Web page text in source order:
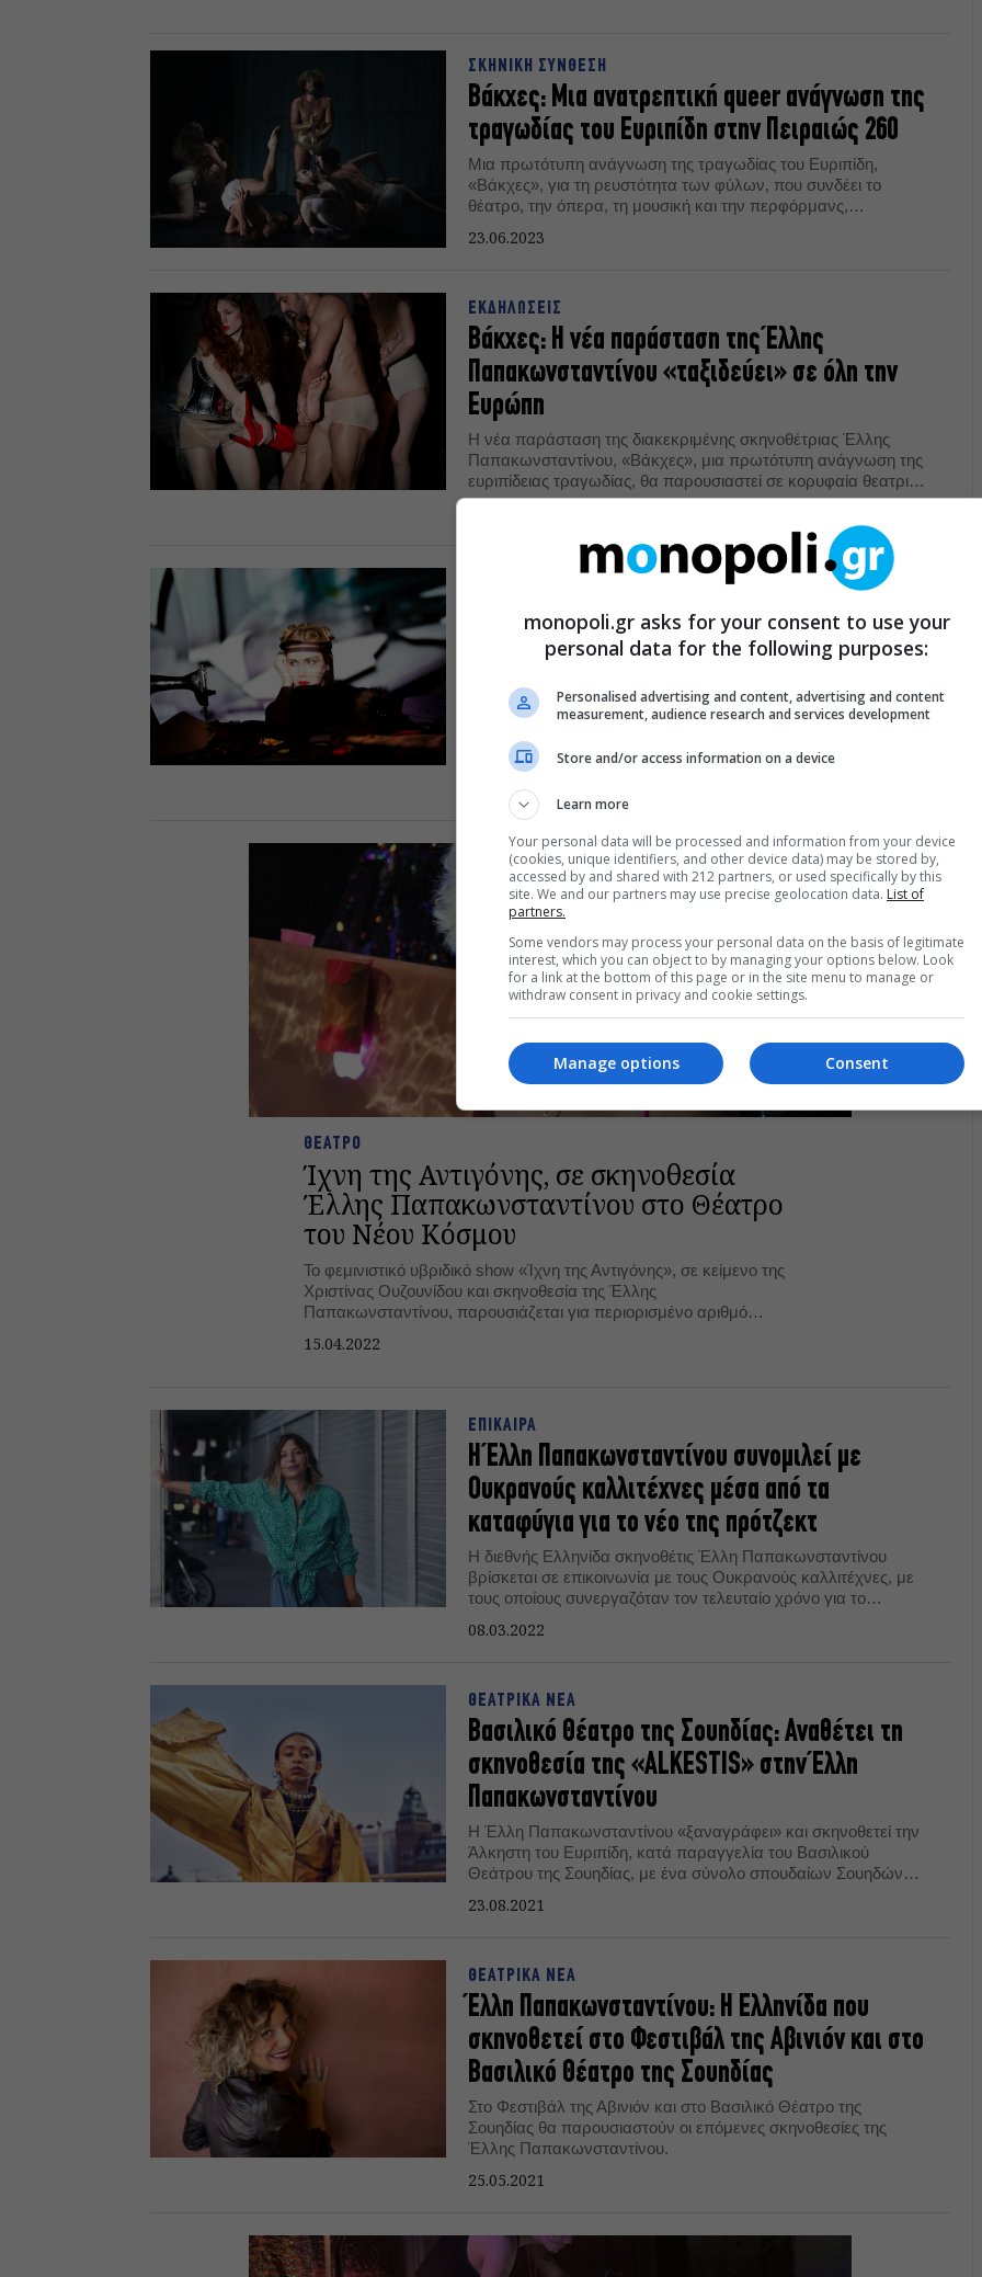
ΣΚΗΝΙΚΗ ΣΥΝΘΕΣΗ
Βάκχες: Μια ανατρεπτική queer ανάγνωση της
τραγωδίας του Ευριπίδη στην Πειραιώς 260
Μια πρωτότυπη ανάγνωση της τραγωδίας του Ευριπίδη,
«Βάκχες», για τη ρευστότητα των φύλων, που συνδέει το
θέατρο, την όπερα, τη μουσική και την περφόρμανς,
23.06.2023
ΕΚΔΗΛΩΣΕΙΣ
Βάκχες: Η νέα παράσταση της Έλλης
Παπακωνσταντίνου «ταξιδεύει» σε όλη την
Ευρώπη
Η νέα παράσταση της διακεκριμένης σκηνοθέτριας Έλλης
Παπακωνσταντίνου, «Βάκχες», μια πρωτότυπη ανάγνωση της
ευριπίδειας τραγωδίας, θα παρουσιαστεί σε κορυφαία θεατρικά
φεστιβάλ και σκηνές σε όλη την Ευρώπη.
Τι να κάνουμε;, σε σκηνοθεσία Έλλης
Παπακωνσταντίνου στο Υπόγειο του Θεάτρου
Τέχνης
Η νέα παράσταση της Έλλης Παπακωνσταντίνου, «Τι να
Τσερνισέφσκι, παρουσιάζεται στο Υπόγειο του Θεάτρου
Τέχνης.
04.05.2023
ΘΕΑΤΡΟ
Ίχνη της Αντιγόνης, σε σκηνοθεσία
Έλλης Παπακωνσταντίνου στο Θέατρο
του Νέου Κόσμου
Το φεμινιστικό υβριδικό show «Ίχνη της Αντιγόνης», σε κείμενο της
Χριστίνας Ουζουνίδου και σκηνοθεσία της Έλλης
Παπακωνσταντίνου, παρουσιάζεται για περιορισμένο αριθμό
15.04.2022
ΕΠΙΚΑΙΡΑ
Η Έλλη Παπακωνσταντίνου συνομιλεί με
Ουκρανούς καλλιτέχνες μέσα από τα
καταφύγια για τo νέο της πρότζεκτ
Η διεθνής Ελληνίδα σκηνοθέτις Έλλη Παπακωνσταντίνου
βρίσκεται σε επικοινωνία με τους Ουκρανούς καλλιτέχνες, με
τους οποίους συνεργαζόταν τον τελευταίο χρόνο για το
08.03.2022
ΘΕΑΤΡΙΚΑ ΝΕΑ
Βασιλικό Θέατρο της Σουηδίας: Αναθέτει τη
σκηνοθεσία της «ALKESTIS» στην Έλλη
Παπακωνσταντίνου
Η Έλλη Παπακωνσταντίνου «ξαναγράφει» και σκηνοθετεί την
Άλκηστη του Ευριπίδη, κατά παραγγελία του Βασιλικού
Θεάτρου της Σουηδίας, με ένα σύνολο σπουδαίων Σουηδών
23.08.2021
ΘΕΑΤΡΙΚΑ ΝΕΑ
Έλλη Παπακωνσταντίνου: Η Ελληνίδα που
σκηνοθετεί στο Φεστιβάλ της Αβινιόν και στο
Βασιλικό Θέατρο της Σουηδίας
Στο Φεστιβάλ της Αβινιόν και στο Βασιλικό Θέατρο της
Σουηδίας θα παρουσιαστούν οι επόμενες σκηνοθεσίες της
Έλλης Παπακωνσταντίνου.
25.05.2021
monopoli.gr asks for your consent to use your
personal data for the following purposes:
Personalised advertising and content, advertising and content
measurement, audience research and services development
Store and/or access information on a device
Learn more
Your personal data will be processed and information from your device
(cookies, unique identifiers, and other device data) may be stored by,
accessed by and shared with 212 partners, or used specifically by this
site. We and our partners may use precise geolocation data. List of
partners.
Some vendors may process your personal data on the basis of legitimate
interest, which you can object to by managing your options below. Look
for a link at the bottom of this page or in the site menu to manage or
withdraw consent in privacy and cookie settings.
Consent
Manage options